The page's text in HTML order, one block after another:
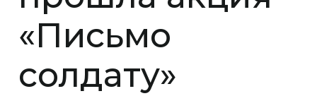
«Письмо
солдату»